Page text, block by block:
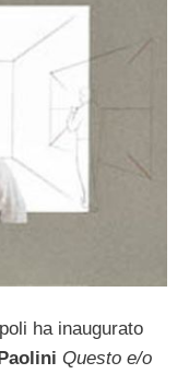
ha inaugurato
Questo e/o